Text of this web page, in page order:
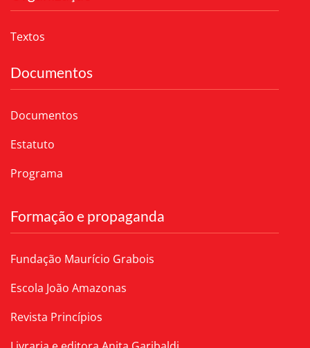
Textos
Documentos
Documentos
Estatuto
Programa
Formação e propaganda
Fundação Maurício Grabois
Escola João Amazonas
Revista Princípios